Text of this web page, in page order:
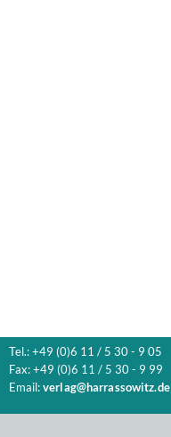
Tel.: +49 (0)6 11 / 5 30 - 9 05
Fax: +49 (0)6 11 / 5 30 - 9 99
Email: verlag@harrassowitz.de